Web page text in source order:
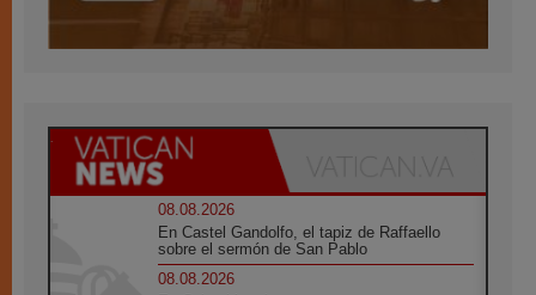
08.08.2026
En Castel Gandolfo, el tapiz de Raffaello
sobre el sermón de San Pablo
08.08.2026